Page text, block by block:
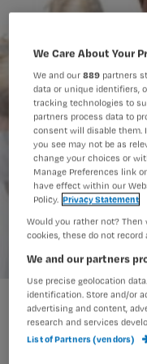
Poll: verpleegkundige
We Care About Your
We and our889 partners
data or unique identifiers,
tracking technologies to
partners process data to
consent will disable them.
you see may not be as
change your choices or
Manage Preferences link
have effect within our
Policy. Privacy Statement
Would you rather not?
cookies, these do not
We and our partners
Use precise geolocation
identification. Store and/or
advertising and content,
research and services
List of Partners (vendors)